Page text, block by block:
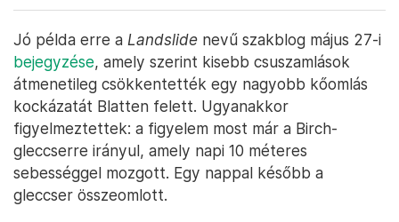
Jó példa erre a Landslide nevű szakblog május 27-i
bejegyzése, amely szerint kisebb csuszamlások
átmenetileg csökkentették egy nagyobb kőomlás
kockázatát Blatten felett. Ugyanakkor
figyelmeztettek: a figyelem most már a Birch-
gleccserre irányul, amely napi 10 méteres
sebességgel mozgott. Egy nappal később a
gleccser összeomlott.